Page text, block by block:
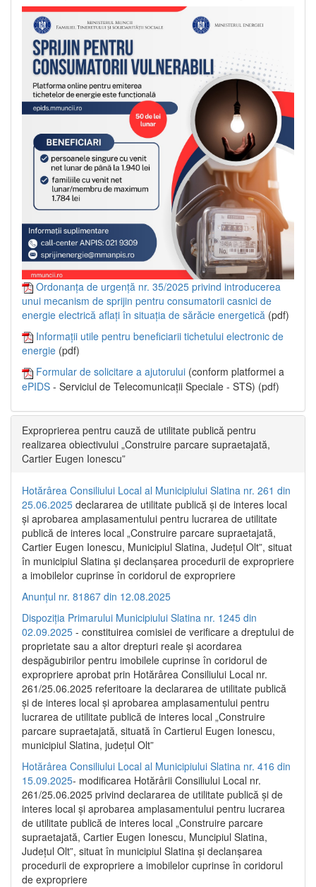
Ordonanța de urgență nr. 35/2025 privind introducerea
unui mecanism de sprijin pentru consumatorii casnici de
energie electrică aflați în situația de sărăcie energetică (pdf)
Informații utile pentru beneficiarii tichetului electronic de
energie (pdf)
Formular de solicitare a ajutorului (conform platformei a
ePIDS - Serviciul de Telecomunicații Speciale - STS) (pdf)
Exproprierea pentru cauză de utilitate publică pentru
realizarea obiectivului „Construire parcare supraetajată,
Cartier Eugen Ionescu”
Hotărârea Consiliului Local al Municipiului Slatina nr. 261 din
25.06.2025 declararea de utilitate publică și de interes local
și aprobarea amplasamentului pentru lucrarea de utilitate
publică de interes local „Construire parcare supraetajată,
Cartier Eugen Ionescu, Municipiul Slatina, Județul Olt”, situat
în municipiul Slatina și declanșarea procedurii de expropriere
a imobilelor cuprinse în coridorul de expropriere
Anunțul nr. 81867 din 12.08.2025
Dispoziția Primarului Municipiului Slatina nr. 1245 din
02.09.2025 - constituirea comisiei de verificare a dreptului de
proprietate sau a altor drepturi reale și acordarea
despăgubirilor pentru imobilele cuprinse în coridorul de
expropriere aprobat prin Hotărârea Consiliului Local nr.
261/25.06.2025 referitoare la declararea de utilitate publică
și de interes local și aprobarea amplasamentului pentru
lucrarea de utilitate publică de interes local „Construire
parcare supraetajată, situată în Cartierul Eugen Ionescu,
municipiul Slatina, județul Olt”
Hotărârea Consiliului Local al Municipiului Slatina nr. 416 din
15.09.2025- modificarea Hotărârii Consiliului Local nr.
261/25.06.2025 privind declararea de utilitate publică și de
interes local și aprobarea amplasamentului pentru lucrarea
de utilitate publică de interes local „Construire parcare
supraetajată, Cartier Eugen Ionescu, Muncipiul Slatina,
Județul Olt”, situat în municipiul Slatina și declanșarea
procedurii de expropriere a imobilelor cuprinse în coridorul
de expropriere